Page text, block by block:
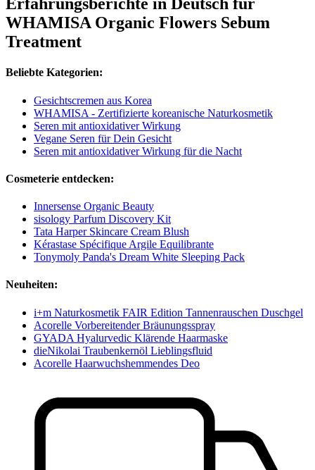
WHAMISA Organic Flowers Sebum
Treatment
Beliebte Kategorien:
Gesichtscremen aus Korea
WHAMISA - Zertifizierte koreanische Naturkosmetik
Seren mit antioxidativer Wirkung
Vegane Seren für Dein Gesicht
Seren mit antioxidativer Wirkung für die Nacht
Cosmeterie entdecken:
Innersense Organic Beauty
sisology Parfum Discovery Kit
Tata Harper Skincare Cream Blush
Kérastase Spécifique Argile Equilibrante
Tonymoly Panda's Dream White Sleeping Pack
Neuheiten:
i+m Naturkosmetik FAIR Edition Tannenrauschen Duschgel
Acorelle Vorbereitender Bräunungsspray
GYADA Hyalurvedic Klärende Haarmaske
dieNikolai Traubenkernöl Lieblingsfluid
Acorelle Haarwuchshemmendes Deo